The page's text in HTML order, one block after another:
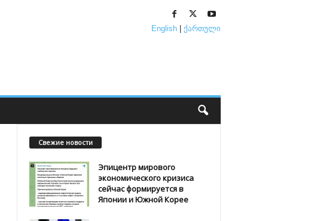
English| ქართული
Свежие новости
Эпицентр мирового
экономического кризиса
сейчас формируется в
Японии и Южной Корее